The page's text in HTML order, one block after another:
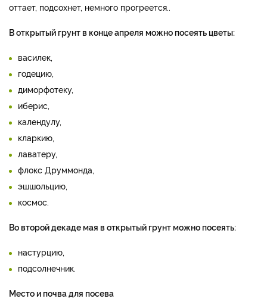
оттает, подсохнет, немного прогреется..
В открытый грунт в конце апреля можно посеять цветы:
василек,
годецию,
диморфотеку,
иберис,
календулу,
кларкию,
лаватеру,
флокс Друммонда,
эшшольцию,
космос.
Во второй декаде мая в открытый грунт можно посеять:
настурцию,
подсолнечник.
Место и почва для посева